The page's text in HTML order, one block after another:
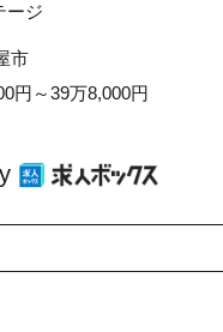
ージ
市
円～39万8,000円